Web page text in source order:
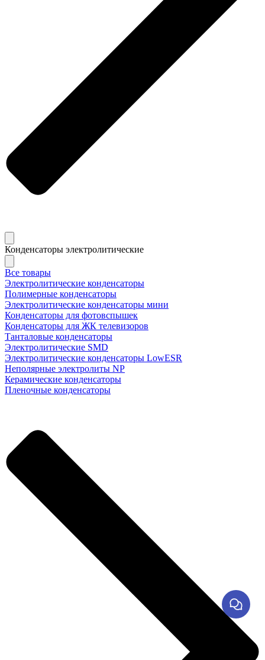
Конденсаторы электролитические
Все товары
Электролитические конденсаторы
Полимерные конденсаторы
Электролитические конденсаторы мини
Конденсаторы для фотовспышек
Конденсаторы для ЖК телевизоров
Танталовые конденсаторы
Электролитические SMD
Электролитические конденсаторы LowESR
Неполярные электролиты NP
Керамические конденсаторы
Пленочные конденсаторы